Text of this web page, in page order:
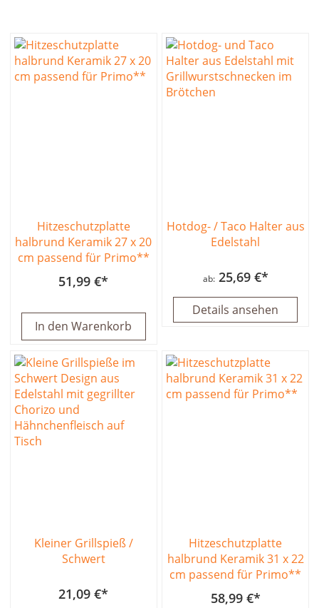
Hitzeschutzplatte
halbrund Keramik 27 x 20
cm passend für Primo**
51,99 €
In den Warenkorb
Hotdog- / Taco Halter aus
Edelstahl
ab 25,69 €
Details ansehen
Kleiner Grillspieß /
Schwert
21,09 €
Hitzeschutzplatte
halbrund Keramik 31 x 22
cm passend für Primo**
58,99 €